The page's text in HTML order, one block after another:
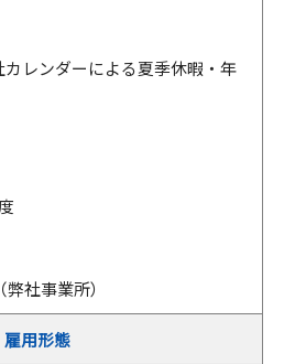
レンダーによる夏季休暇・年
社事業所）
雇用形態